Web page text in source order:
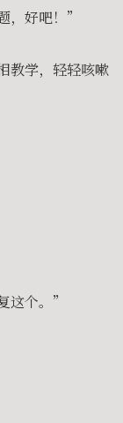
，好吧！”
教学，轻轻咳嗽
这个。”